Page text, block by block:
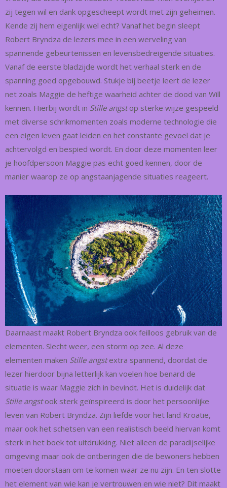
zij tegen wil en dank opgescheept wordt met zijn geheimen.
Kende zij hem eigenlijk wel echt? Vanaf het begin sleept
Robert Bryndza de lezers mee in een werveling van
spannende gebeurtenissen en levensbedreigende situaties.
Vanaf de eerste bladzijde wordt het verhaal sterk en de
spanning goed opgebouwd. Stukje bij beetje leert de lezer
net zoals Maggie de heftige waarheid achter de dood van Will
kennen. Hierbij wordt in Stille angstop sterke wijze gespeeld
met diverse schrikmomenten zoals moderne technologie die
een eigen leven gaat leiden en het constante gevoel dat je
achtervolgd en bespied wordt. En door deze momenten leer
je hoofdpersoon Maggie pas echt goed kennen, door de
manier waarop ze op angstaanjagende situaties reageert.
Daarnaast maakt Robert Bryndza ook feilloos gebruik van de
elementen. Slecht weer, een storm op zee. Al deze
elementen maken Stille angstextra spannend, doordat de
lezer hierdoor bijna letterlijk kan voelen hoe benard de
situatie is waar Maggie zich in bevindt. Het is duidelijk dat
Stille angstook sterk geïnspireerd is door het persoonlijke
leven van Robert Bryndza. Zijn liefde voor het land Kroatië,
maar ook het schetsen van een realistisch beeld hiervan komt
sterk in het boek tot uitdrukking. Niet alleen de paradijselijke
omgeving maar ook de ontberingen die de bewoners hebben
moeten doorstaan om te komen waar ze nu zijn. En ten slotte
het element van wie kan je vertrouwen en wie niet? Dit maakt